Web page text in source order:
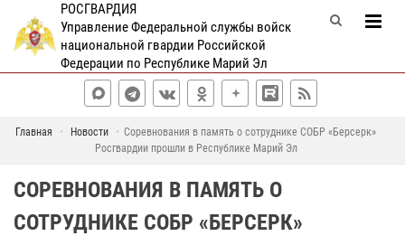
РОСГВАРДИЯ
Управление Федеральной службы войск
национальной гвардии Российской
Федерации по Республике Марий Эл
Главная Новости
Соревнования в память о сотруднике СОБР «Берсерк»
Росгвардии прошли в Республике Марий Эл
СОРЕВНОВАНИЯ В ПАМЯТЬ О
СОТРУДНИКЕ СОБР «БЕРСЕРК»